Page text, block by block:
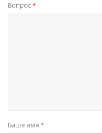
Вопрос*
Ваше имя *